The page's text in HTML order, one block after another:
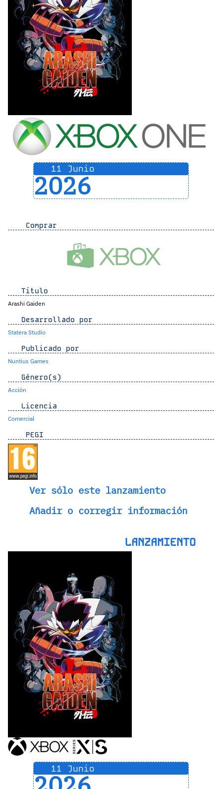
11 Junio
2026
Comprar
Título
Arashi Gaiden
Desarrollado por
Statera Studio
Publicado por
Nuntius Games
Género(s)
Acción
Licencia
Comercial
PEGI
Ver sólo este lanzamiento
Añadir o corregir información
LANZAMIENTO
11 Junio